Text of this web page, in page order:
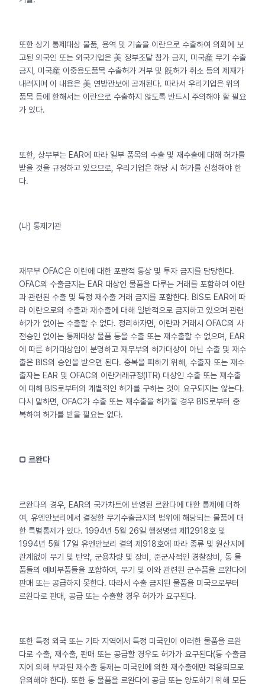
또한 상기 통제대상 물품, 용역 및 기술을 이란으로 수출하여 의회에 보
고된 외국인 또는 외국기업은 美 정부조달 참가 금지, 미국産 무기 수출
금지, 미국産 이중용도품목 수출허가 거부 및 旣허가 취소 등의 제재가
내려지며 이 내용은 美 연방관보에 공개된다. 따라서 우리기업은 위의
품목 등에 한해서는 이란으로 수출하지 않도록 반드시 주의해야 할 필요
가 있다.
또한, 상무부는 EAR에 따라 일부 품목의 수출 및 재수출에 대해 허가를
받을 것을 규정하고 있으므로, 우리기업은 해당 시 허가를 신청해야 한
다.
(나) 통제기관
재무부 OFAC은 이란에 대한 포괄적 통상 및 투자 금지를 담당한다.
OFAC의 수출금지는 EAR 대상인 물품을 다루는 거래를 포함하여 이란
과 관련된 수출 및 특정 재수출 거래 금지를 포함한다. BIS도 EAR에 따
라 이란으로의 수출과 재수출에 대해 일반적으로 금지하고 있으며 관련
허가가 없이는 수출할 수 없다. 정리하자면, 이란과 거래시 OFAC의 사
전승인 없이는 통제대상 물품 등을 수출 또는 재수출할 수 없으며, EAR
에 따른 허가대상임이 분명하고 재무부의 허가대상이 아닌 수출 및 재수
출은 BIS의 승인을 받으면 된다. 중복을 피하기 위해, 수출자 또는 재수
출자는 EAR 및 OFAC의 이란거래규정(ITR) 대상인 수출 또는 재수출
에 대해 BIS로부터의 개별적인 허가를 구하는 것이 요구되지는 않는다.
다시 말하면, OFAC가 수출 또는 재수출을 허가할 경우 BIS로부터 중
복하여 허가를 받을 필요는 없다.
□ 르완다
르완다의 경우, EAR의 국가차트에 반영된 르완다에 대한 통제에 더하
여, 유엔안보리에서 결정한 무기수출금지의 범위에 해당되는 물품에 대
한 특별통제가 있다. 1994년 5월 26일 행정명령 제12918호 및
1994년 5월 17일 유엔안보리 결의 제918호에 따라 종류 및 원산지에
관계없이 무기 및 탄약, 군용차량 및 장비, 준군사적인 경찰장비, 동 물
품들의 예비부품들을 포함하여, 무기 및 이와 관련된 군수품을 르완다에
판매 또는 공급하지 못한다. 따라서 수출 금지된 물품을 미국으로부터
르완다로 판매, 공급 또는 수출할 경우 허가가 요구된다.
또한 특정 외국 또는 기타 지역에서 특정 미국인이 이러한 물품을 르완
다로 수출, 재수출, 판매 또는 공급할 경우도 허가가 요구된다(동 수출금
지에 의해 부과된 재수출 통제는 미국인에 의한 재수출에만 적용되므로
유의해야 한다). 또한 동 물품을 르완다에 공급 또는 양도하기 위해 모든